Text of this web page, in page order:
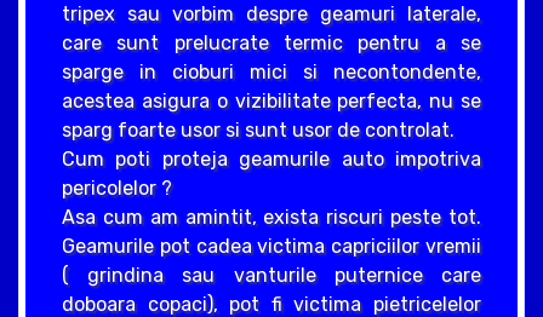
tripex sau vorbim despre geamuri laterale,
care sunt prelucrate termic pentru a se
sparge in cioburi mici si necontondente,
acestea asigura o vizibilitate perfecta, nu se
sparg foarte usor si sunt usor de controlat.
Cum poti proteja geamurile auto impotriva
pericolelor ?
Asa cum am amintit, exista riscuri peste tot.
Geamurile pot cadea victima capriciilor vremii
( grindina sau vanturile puternice care
doboara copaci), pot fi victima pietricelelor